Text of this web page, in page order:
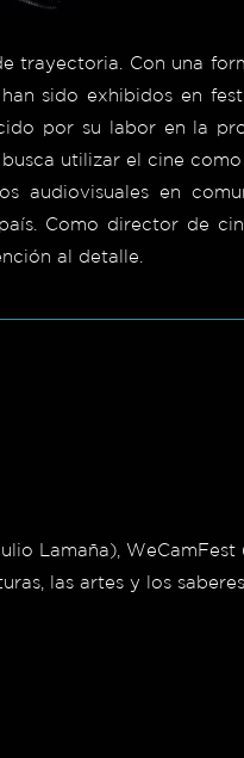
trayectoria. Con una
sido exhibidos en
por su labor en la
utilizar el cine
en
Como director de
al detalle.
Lamaña),
las artes y los